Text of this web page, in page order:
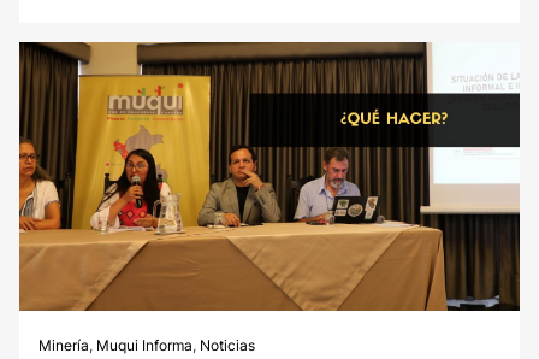
Minería, Muqui Informa, Noticias